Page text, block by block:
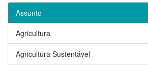
Assunto
Agricultura
Agricultura Sustentável